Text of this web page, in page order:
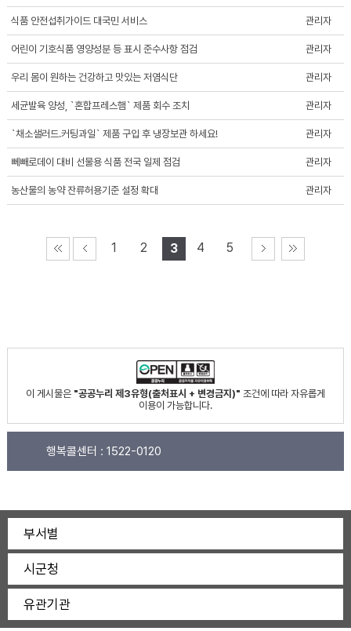
식품 안전섭취가이드 대국민 서비스 관리자
어린이 기호식품 영양성분 등 표시 준수사항 점검 관리자
우리 몸이 원하는 건강하고 맛있는 저염식단 관리자
세균발육 양성, `혼합프레스햄` 제품 회수 조치 관리자
`채소샐러드.커팅과일` 제품 구입 후 냉장보관 하세요! 관리자
뻬빼로데이 대비 선물용 식품 전국 일제 점검 관리자
농산물의 농약 잔류허용기준 설정 확대 관리자
1 2 3 4 5
이 게시물은 "공공누리 제3유형(출처표시 + 변경금지)" 조건에 따라 자유롭게
이용이 가능합니다.
행복콜센터 : 1522-0120
부서별
시군청
유관기관